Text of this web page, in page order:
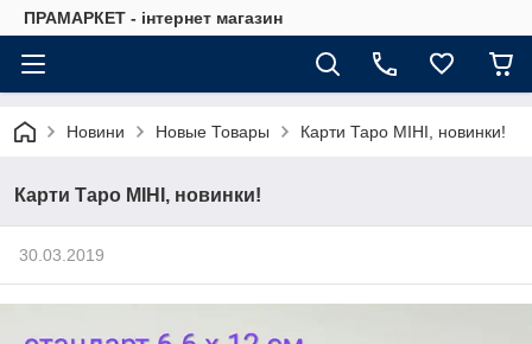
ПРАМАРКЕТ - інтернет магазин
Новини Новые Товары Карти Таро МІНІ, новинки!
Карти Таро МІНІ, новинки!
30.03.2019